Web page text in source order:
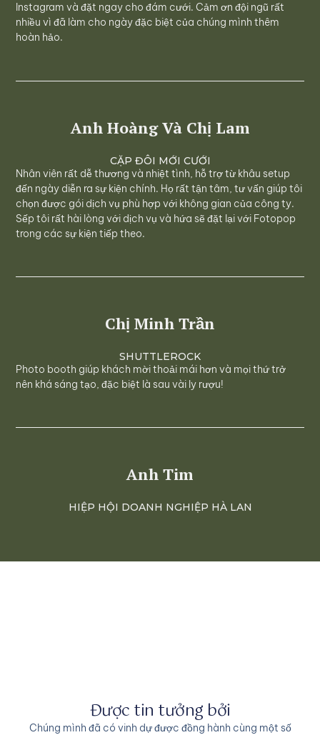
Instagram và đặt ngay cho đám cưới. Cảm ơn đội ngũ rất
nhiều vì đã làm cho ngày đặc biệt của chúng mình thêm
hoàn hảo.
Anh Hoàng Và Chị Lam
CẶP ĐÔI MỚI CƯỚI
Nhân viên rất dễ thương và nhiệt tình, hỗ trợ từ khâu setup
đến ngày diễn ra sự kiện chính. Họ rất tận tâm, tư vấn giúp tôi
chọn được gói dịch vụ phù hợp với không gian của công ty.
Sếp tôi rất hài lòng với dịch vụ và hứa sẽ đặt lại với Fotopop
trong các sự kiện tiếp theo.
Chị Minh Trần
SHUTTLEROCK
Photo booth giúp khách mời thoải mái hơn và mọi thứ trở
nên khá sáng tạo, đặc biệt là sau vài ly rượu!
Anh Tim
HIỆP HỘI DOANH NGHIỆP HÀ LAN
Được tin tưởng bởi
Chúng mình đã có vinh dự được đồng hành cùng một số